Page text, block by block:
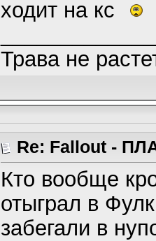
ходит на кс
Трава не
Re: Fallout -
Кто вообще
отыграл в
забегали в